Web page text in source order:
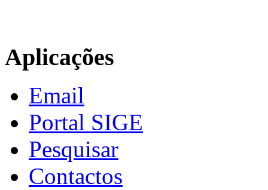
Aplicações
Email
Portal SIGE
Pesquisar
Contactos